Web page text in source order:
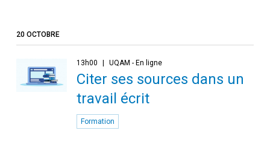
20 OCTOBRE
13h00 UQAM - En ligne
Citer ses sources dans un
travail écrit
Formation